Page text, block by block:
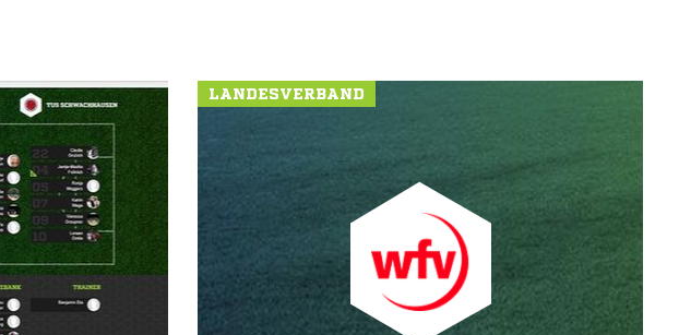
LANDESVERBAND